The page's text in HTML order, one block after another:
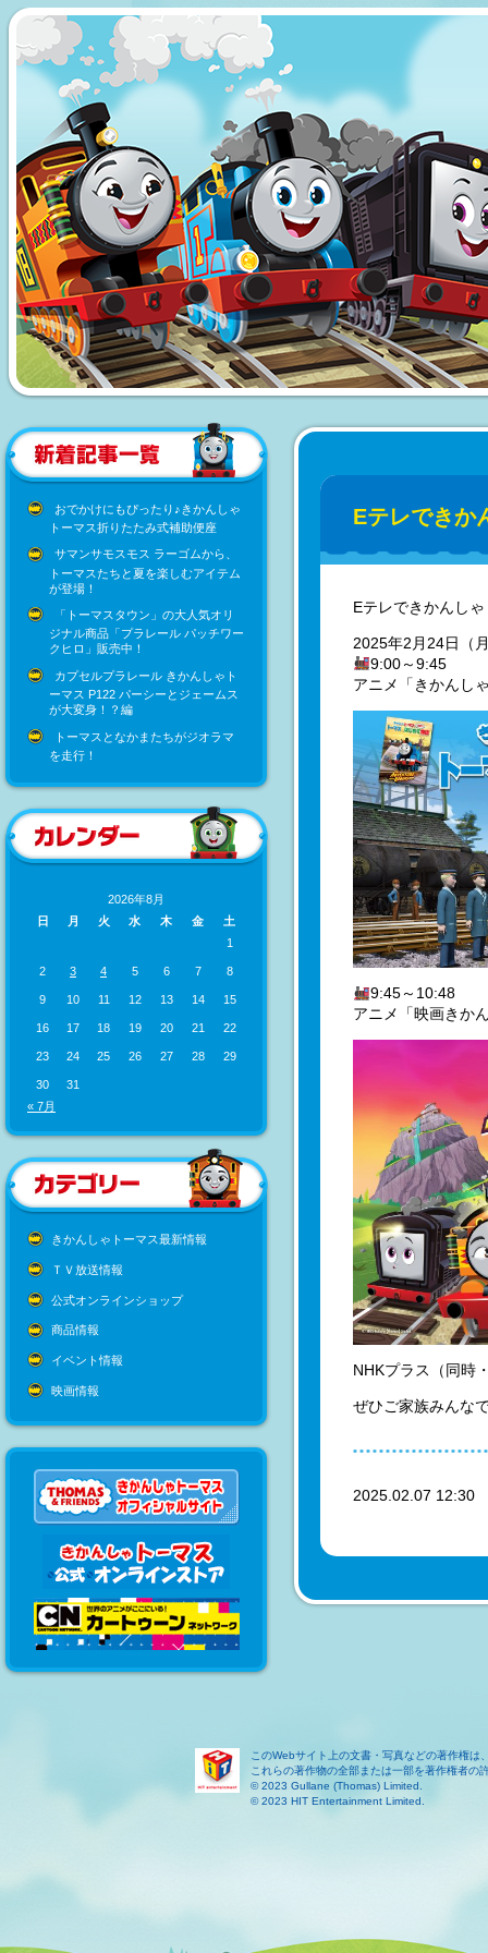
おでかけにもぴったり♪きかんしゃ
トーマス折りたたみ式補助便座
サマンサモスモス ラーゴムから、
トーマスたちと夏を楽しむアイテム
が登場！
「トーマスタウン」の大人気オリ
ジナル商品「プラレール パッチワー
クヒロ」販売中！
カプセルプラレール きかんしゃト
ーマス P122 パーシーとジェームス
が大変身！？編
トーマスとなかまたちがジオラマ
を走行！
2026年8月
日
月 火 水 木 金
土
1
2 3 4 5 6 7 8
9 10 11 12 13 14 15
16 17 18 19 20 21 22
23 24 25 26 27 28 29
30
31
« 7月
きかんしゃトーマス最新情報
ＴＶ放送情報
公式オンラインショップ
商品情報
イベント情報
映画情報
Eテレできか
Eテレできかんし
2025年2月24日（
9:00～9:45
アニメ「きかんし
9:45～10:48
アニメ「映画きか
NHKプラス（同時
ぜひご家族みんな
2025.02.07
このWebサイト上の文書・写真などの著作権は
これらの著作物の全部または一部を著作権者の
© 2023 Gullane (Thomas) Limited.
© 2023 HIT Entertainment Limited.